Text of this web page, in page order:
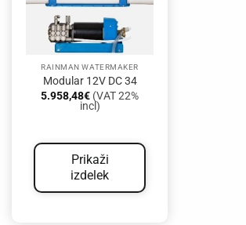
RAINMAN WATERMAKER
Modular 12V DC 34
5.958,48€ (VAT 22%
incl)
Prikaži
izdelek